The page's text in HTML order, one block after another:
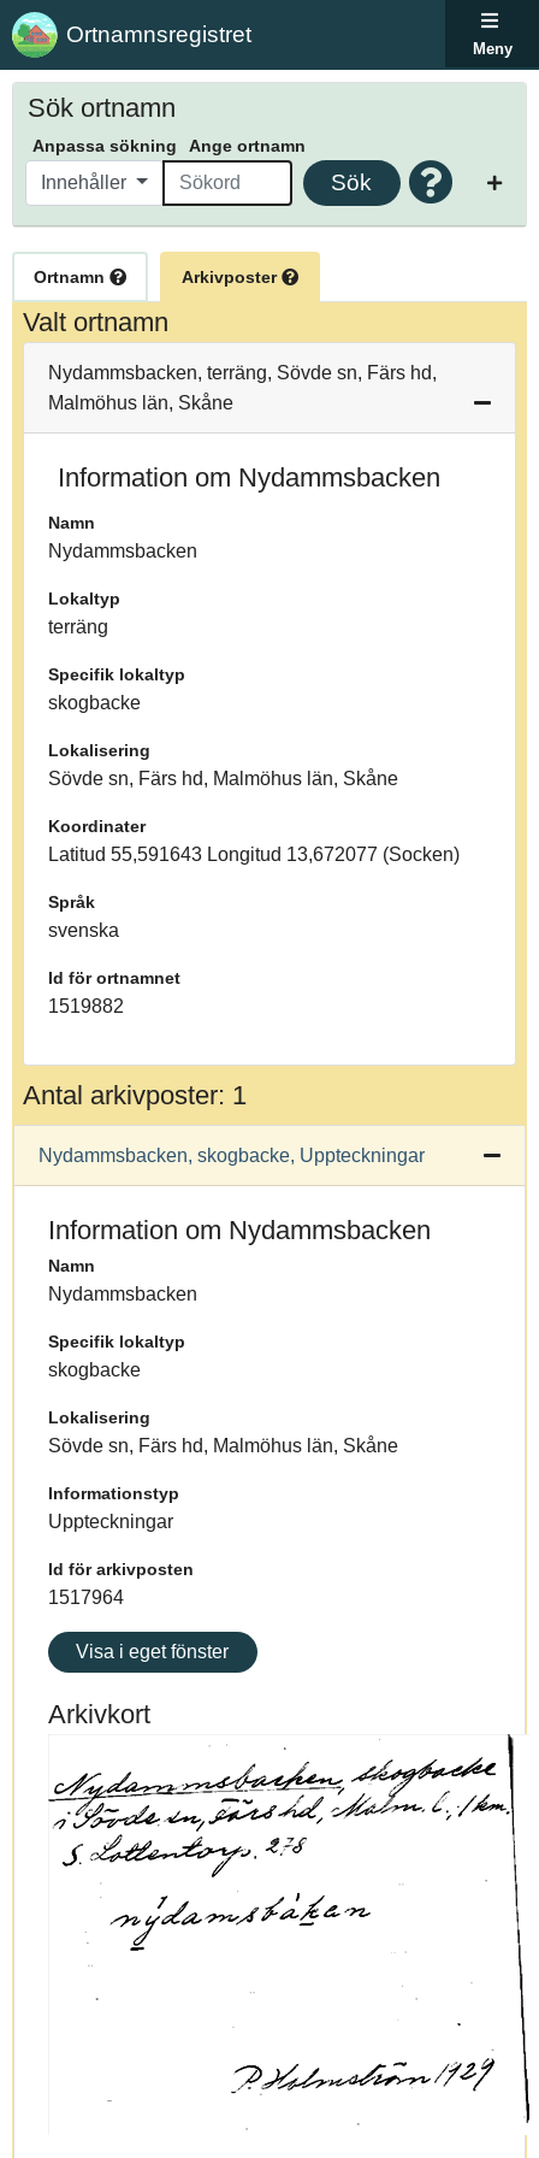
Ortnamnsregistret
Meny
Sök ortnamn
Anpassa sökning Ange ortnamn
Innehåller Sök
Ortnamn Arkivposter
Valt ortnamn
Nydammsbacken, terräng, Sövde sn, Färs hd,
Malmöhus län, Skåne
Information om Nydammsbacken
Namn
Nydammsbacken
Lokaltyp
terräng
Specifik lokaltyp
skogbacke
Lokalisering
Sövde sn, Färs hd, Malmöhus län, Skåne
Koordinater
Latitud 55,591643 Longitud 13,672077 (Socken)
Språk
svenska
Id för ortnamnet
1519882
Antal arkivposter: 1
Nydammsbacken, skogbacke, Uppteckningar
Information om Nydammsbacken
Namn
Nydammsbacken
Specifik lokaltyp
skogbacke
Lokalisering
Sövde sn, Färs hd, Malmöhus län, Skåne
Informationstyp
Uppteckningar
Id för arkivposten
1517964
Visa i eget fönster
Arkivkort